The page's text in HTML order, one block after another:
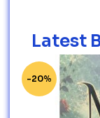
Latest
-20%